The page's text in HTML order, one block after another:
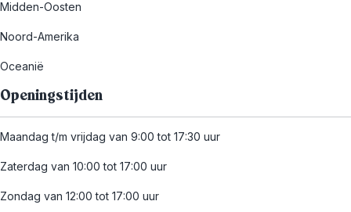
Midden-Oosten
Noord-Amerika
Oceanië
Openingstijden
Maandag t/m vrijdag van 9:00 tot 17:30 uur
Zaterdag van 10:00 tot 17:00 uur
Zondag van 12:00 tot 17:00 uur